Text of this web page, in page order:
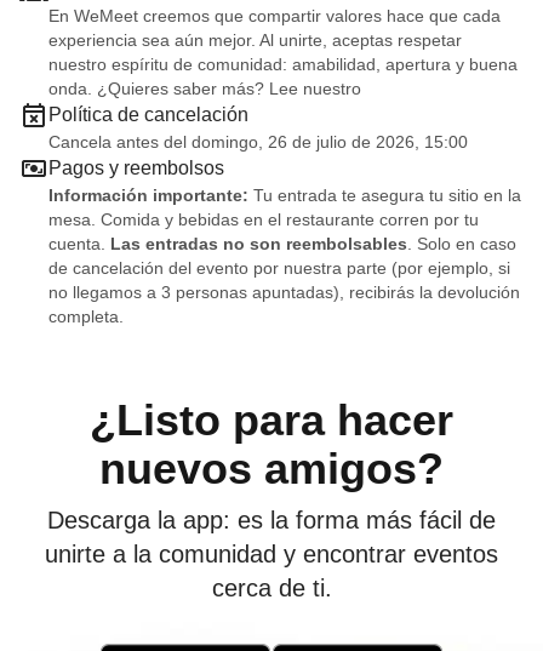
En WeMeet creemos que compartir valores hace que cada
experiencia sea aún mejor. Al unirte, aceptas respetar
nuestro espíritu de comunidad: amabilidad, apertura y buena
onda. ¿Quieres saber más? Lee nuestro
Política de cancelación
Cancela antes del domingo, 26 de julio de 2026, 15:00
Pagos y reembolsos
Información importante: Tu entrada te asegura tu sitio en la
mesa. Comida y bebidas en el restaurante corren por tu
cuenta. Las entradas no son reembolsables . Solo en caso
de cancelación del evento por nuestra parte (por ejemplo, si
no llegamos a 3 personas apuntadas), recibirás la devolución
completa.
¿Listo para hacer
nuevos amigos?
Descarga la app: es la forma más fácil de
unirte a la comunidad y encontrar eventos
cerca de ti.